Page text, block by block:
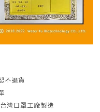
不退貨
灣口罩工廠製造